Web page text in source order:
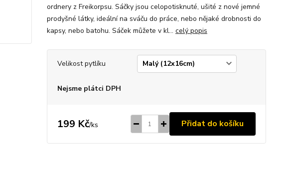
ordnery z Freikorpsu. Sáčky jsou celopotisknuté, ušité z nové jemné
prodyšné látky, ideální na sváču do práce, nebo nějaké drobnosti do
kapsy, nebo batohu. Sáček můžete v kl... celý popis
Velikost pytlíku
Nejsme plátci DPH
199 Kč/ks Přidat do košíku